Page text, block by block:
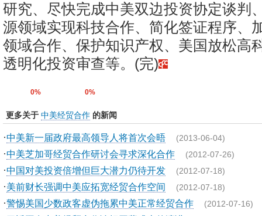
研究、尽快完成中美双边投资协定谈判
源领域实现科技合作、简化签证程序、
领域合作、保护知识产权、美国放松高
透明化投资审查等。(完)
0% 0%
更多关于 中美经贸合作 的新闻
·中美新一届政府最高领导人将首次会晤 (2013-06-04)
·中美芝加哥经贸合作研讨会寻求深化合作 (2012-07-26)
·中国对美投资倍增但巨大潜力仍待开发 (2012-07-18)
·美前财长强调中美应拓宽经贸合作空间 (2012-07-18)
·警惕美国少数政客虚伪拖累中美正常经贸合作 (2012-07-16)